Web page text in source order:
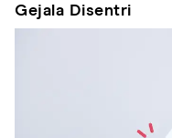
Gejala Disentri